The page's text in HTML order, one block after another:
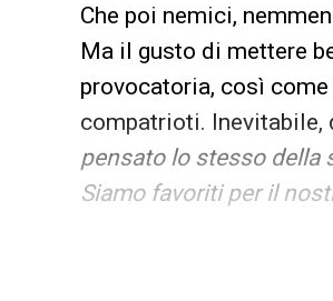
Che poi nemici,
Ma il gusto di mettere
provocatoria, così
compatrioti. Inevitabile,
pensato lo stesso della
Siamo favoriti per il
Forzata probabilmente
nascondersi, qualsiasi